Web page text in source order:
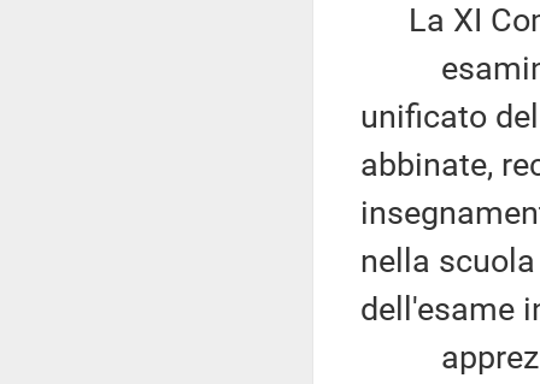
La XI
unificato
abbinate,
nella
dell'esame